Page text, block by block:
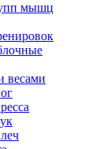
мышц
весами